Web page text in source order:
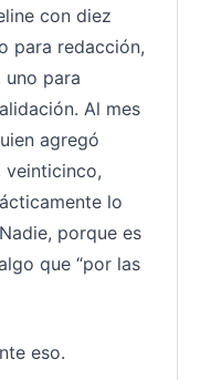
con diez
para redacción,
para
Al mes
agregó
veinticinco,
lo
porque es
que “por las
eso.